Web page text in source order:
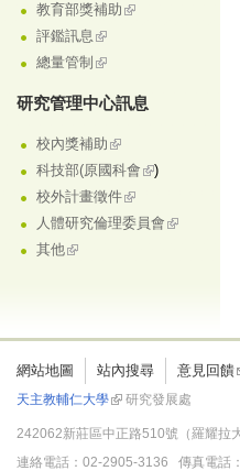
教育部獎補助
評鑑訊息
總量管制
研究管理中心訊息
校內獎補助
科技部(原國科會
)
校外計畫徵件
人體研究倫理委員會
其他
網站地圖 站內搜尋 意見回饋
天主教輔仁大學 研究發展處
242062新莊區中正路510號（羅耀拉
連絡電話：02-2905-3136 傳真電話